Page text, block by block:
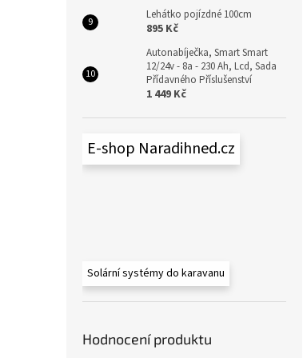
Lehátko pojízdné 100cm
895 Kč
Autonabíječka, Smart Smart
12/24v - 8a - 230 Ah, Lcd, Sada
Přídavného Příslušenství
1 449 Kč
E-shop Naradihned.cz
Solární systémy do karavanu
Hodnocení produktu